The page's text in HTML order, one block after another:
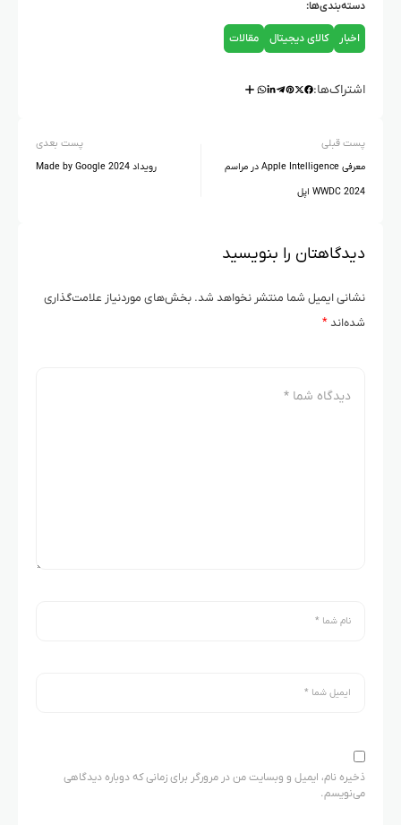
دسته‌بندی‌ها:
اخبار کالای دیجیتال مقالات
اشتراک‌ها:
پست قبلی
معرفی Apple Intelligence در مراسم
WWDC 2024 اپل
پست بعدی
رویداد Made by Google 2024
دیدگاهتان را بنویسید
نشانی ایمیل شما منتشر نخواهد شد. بخش‌های موردنیاز علامت‌گذاری
شده‌اند*
ذخیره نام، ایمیل و وبسایت من در مرورگر برای زمانی که دوباره دیدگاهی
می‌نویسم.